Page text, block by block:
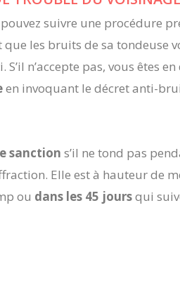
suivre une procédure
les bruits de sa tondeuse
S’il n’accepte pas, vous êtes
en invoquant le décret anti-
sanction s’il ne tond pas
Elle est à hauteur de
ou dans les 45 joursqui